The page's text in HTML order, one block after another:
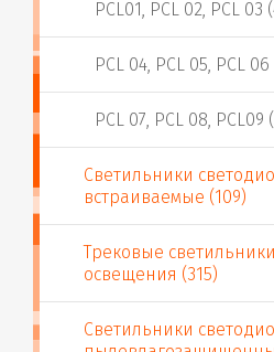
PCL01, PCL 02, PCL 03
PCL 04, PCL 05, PCL
PCL 07, PCL 08, PCL09
Светильники
встраиваемые (109)
Трековые
освещения (315)
Светильники